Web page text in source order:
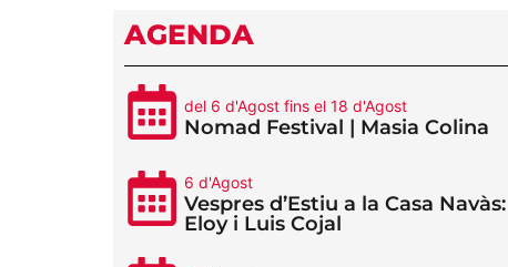
AGENDA
del 6 d'Agost fins el 18 d'Agost
Nomad Festival | Masia Colina
6 d'Agost
Vespres d’Estiu a la Casa Navàs:
Eloy i Luis Cojal